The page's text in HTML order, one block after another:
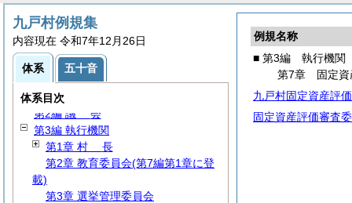
例規名称
■ 第3編 執行機関
第7章 固定資
九戸村固定資産評
固定資産評価審査
九戸村例規集
内容現在 令和7年12月26日
体系 五十音
体系目次
第1編
第2編 議 会
第3編 執行機関
第1章 村 長
第2章 教育委員会(第7編第1章に登
載)
第3章 選挙管理委員会